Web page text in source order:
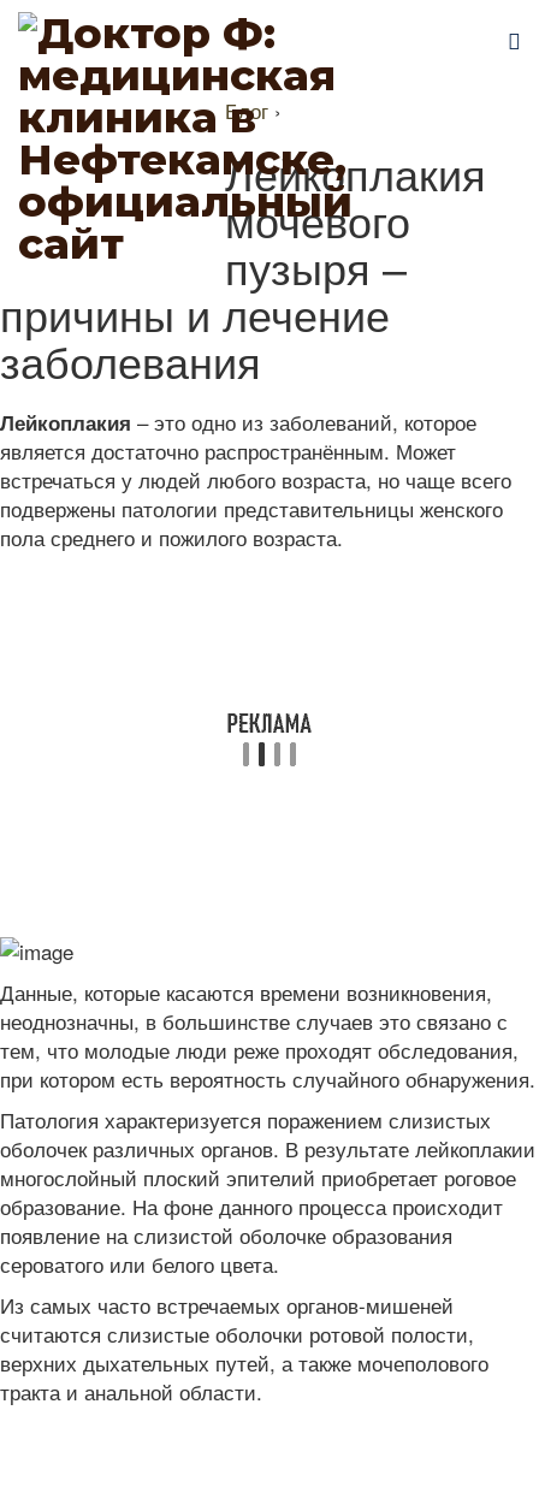
Блог ›
Лейкоплакия
мочевого
пузыря –
причины и лечение
заболевания
Лейкоплакия – это одно из заболеваний, которое
является достаточно распространённым. Может
встречаться у людей любого возраста, но чаще всего
подвержены патологии представительницы женского
пола среднего и пожилого возраста.
Данные, которые касаются времени возникновения,
неоднозначны, в большинстве случаев это связано с
тем, что молодые люди реже проходят обследования,
при котором есть вероятность случайного обнаружения.
Патология характеризуется поражением слизистых
оболочек различных органов. В результате лейкоплакии
многослойный плоский эпителий приобретает роговое
образование. На фоне данного процесса происходит
появление на слизистой оболочке образования
сероватого или белого цвета.
Из самых часто встречаемых органов-мишеней
считаются слизистые оболочки ротовой полости,
верхних дыхательных путей, а также мочеполового
тракта и анальной области.